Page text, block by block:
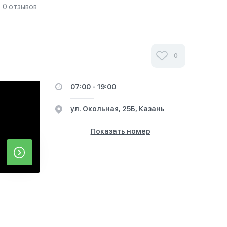
0 отзывов
0
07:00 - 19:00
ул. Окольная, 25Б, Казань
Показать номер